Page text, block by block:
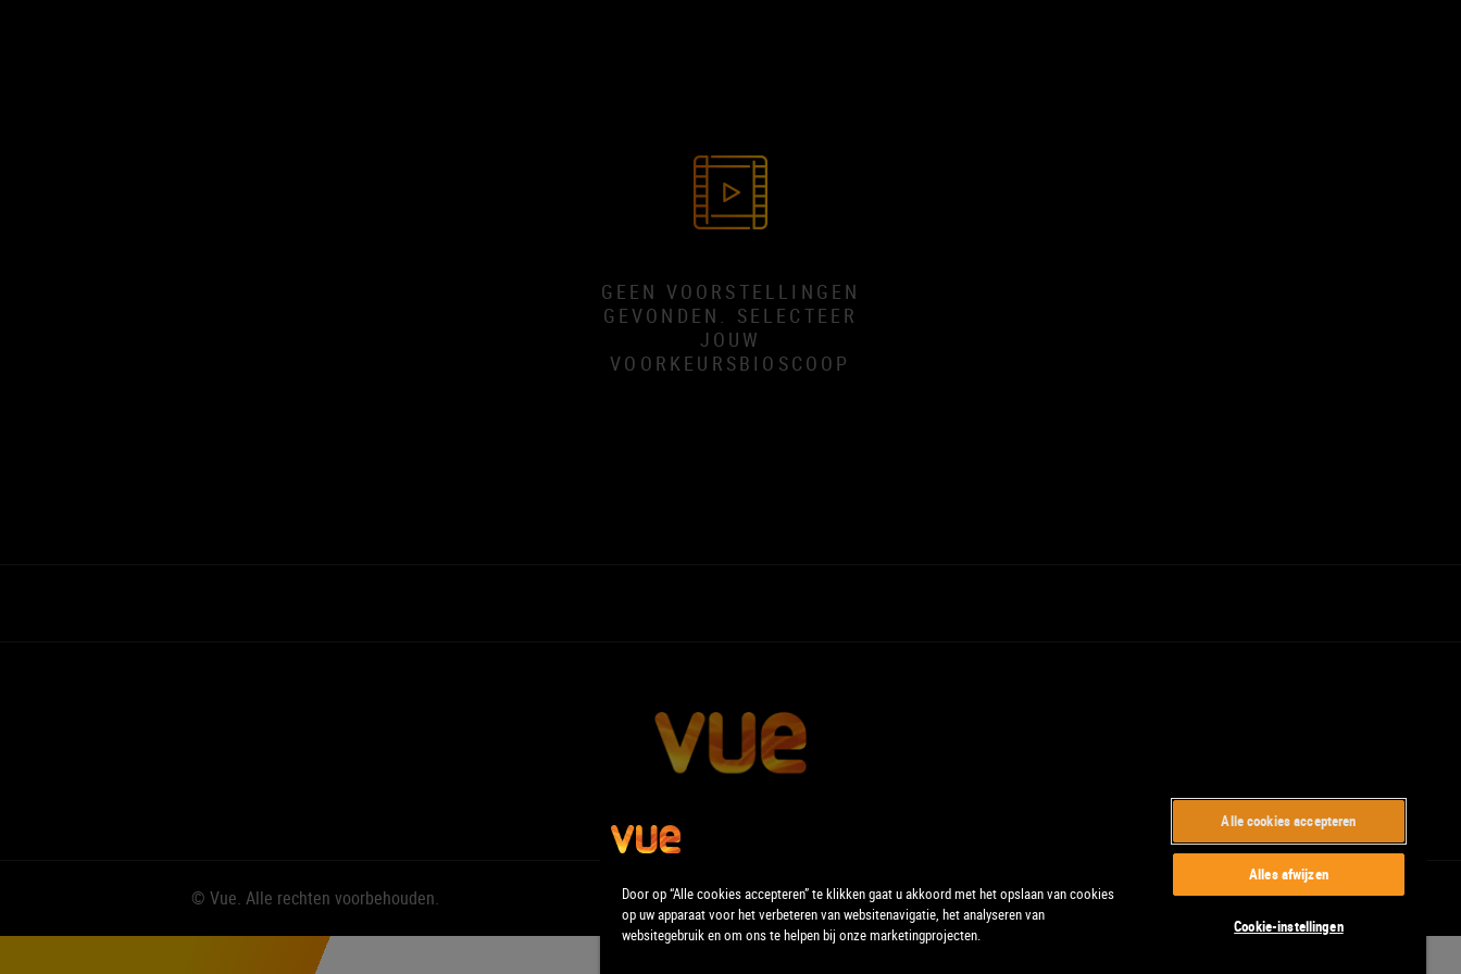
GEEN VOORSTELLINGEN
GEVONDEN. SELECTEER
JOUW
VOORKEURSBIOSCOOP
© Vue. Alle rechten voorbehouden.
Door op “Alle cookies accepteren” te klikken gaat u akkoord met het opslaan van cookies
op uw apparaat voor het verbeteren van websitenavigatie, het analyseren van
websitegebruik en om ons te helpen bij onze marketingprojecten.
Alle cookies accepteren
Alles afwijzen
Cookie-instellingen